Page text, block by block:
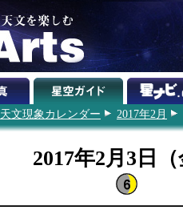
天文現象カレンダー 2017年2月
2017年2月3日